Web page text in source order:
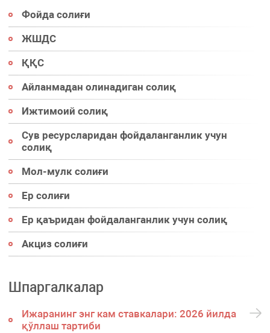
Фойда солиғи
ЖШДС
ҚҚС
Айланмадан олинадиган солиқ
Ижтимоий солиқ
Сув ресурсларидан фойдаланганлик учун
солиқ
Мол-мулк солиғи
Ер солиғи
Ер қаъридан фойдаланганлик учун солиқ
Акциз солиғи
Шпаргалкалар
Ижаранинг энг кам ставкалари: 2026 йилда
қўллаш тартиби